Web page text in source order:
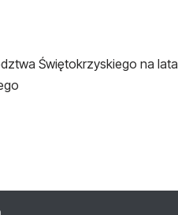
Świętokrzyskiego na lata